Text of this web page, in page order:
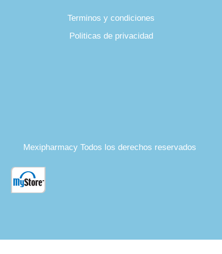
Terminos y condiciones
Politicas de privacidad
Mexipharmacy Todos los derechos reservados